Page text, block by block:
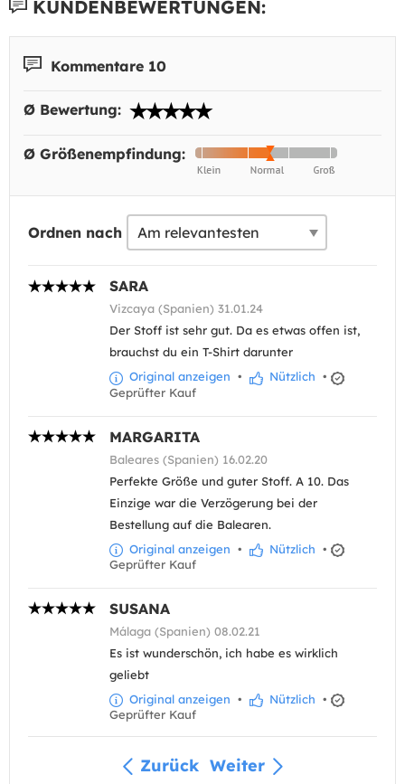
KUNDENBEWERTUNGEN:
Kommentare 10
Ø Bewertung:
Ø Größenempfindung:
Ordnen nach
SARA
Vizcaya (Spanien) 31.01.24
Der Stoff ist sehr gut. Da es etwas offen ist,
brauchst du ein T-Shirt darunter
Original anzeigen • Nützlich •
Geprüfter Kauf
MARGARITA
Baleares (Spanien) 16.02.20
Perfekte Größe und guter Stoff. A 10. Das
Einzige war die Verzögerung bei der
Bestellung auf die Balearen.
Original anzeigen • Nützlich •
Geprüfter Kauf
SUSANA
Málaga (Spanien) 08.02.21
Es ist wunderschön, ich habe es wirklich
geliebt
Original anzeigen • Nützlich •
Geprüfter Kauf
Zurück Weiter